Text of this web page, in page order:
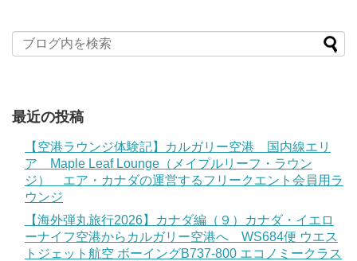
最近の投稿
【空港ラウンジ体験記】カルガリー空港 国内線エリ
ア Maple Leaf Lounge（メイプルリーフ・ラウン
ジ） エア・カナダの運営するフリークエント会員用ラ
ウンジ
【海外弾丸旅行2026】カナダ編（９）カナダ・イエロ
ーナイフ空港からカルガリー空港へ WS684便 ウエス
トジェット航空 ボーイングB737-800 エコノミークラス